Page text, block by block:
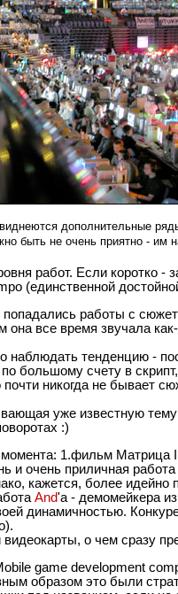
дополнительные
работ. Если коротко
(единственной
работы с
все время звучала
тенденцию -
большому счету в
никогда не бывает
уже известную тему
:)
1.фильм Матрица
и очень приличная
кажется, более идейно
And'a - демомейкера
динамичностью.
о чем сразу
game development